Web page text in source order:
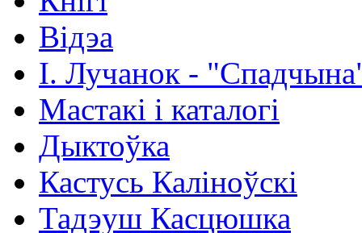
Відэа
І. Лучанок -
Мастакі i каталогi
Дыктоўка
Кастусь Каліноўскі
Тадэуш Касцюшка